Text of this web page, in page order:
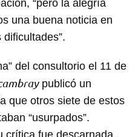
“pero la alegría
una buena noticia en
del consultorio el 11 de
publicó un
que otros siete de estos
“usurpados”.